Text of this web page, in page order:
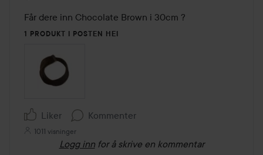
Får dere inn Chocolate Brown i 30cm ?
1 PRODUKT I POSTEN HEI
Liker Kommenter
1011 visninger
Logg inn for å skrive en kommentar